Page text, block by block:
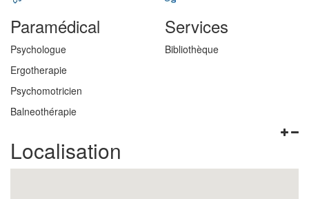
Paramédical
Psychologue
Ergotherapie
Psychomotricien
Balneothérapie
Services
Bibliothèque
Localisation